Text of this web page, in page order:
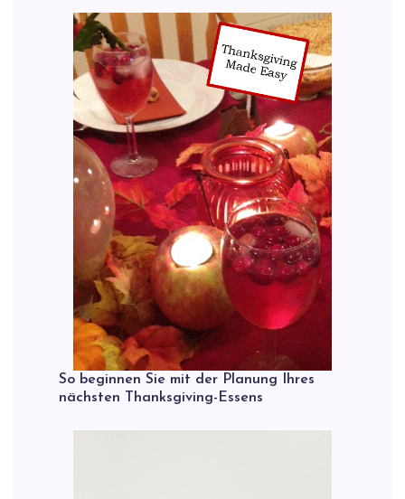
So beginnen Sie mit der Planung Ihres
nächsten Thanksgiving-Essens